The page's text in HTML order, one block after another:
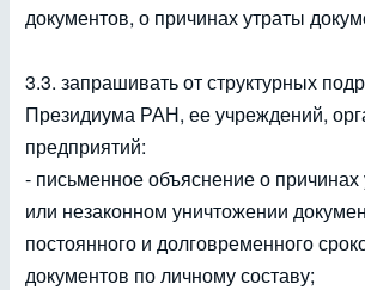
документов, о причинах утраты
3.3. запрашивать от структурных
Президиума РАН, ее учреждений,
предприятий:
- письменное объяснение о причинах
или незаконном уничтожении
постоянного и долговременного
документов по личному составу;